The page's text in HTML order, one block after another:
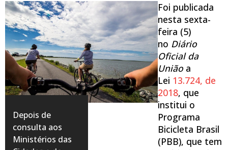
Depois de
consulta aos
Ministérios das
Foi publicada
nesta sexta-
feira (5)
no Diário
Oficial da
União a
Lei 13.724, de
2018, que
institui o
Programa
Bicicleta Brasil
(PBB), que tem